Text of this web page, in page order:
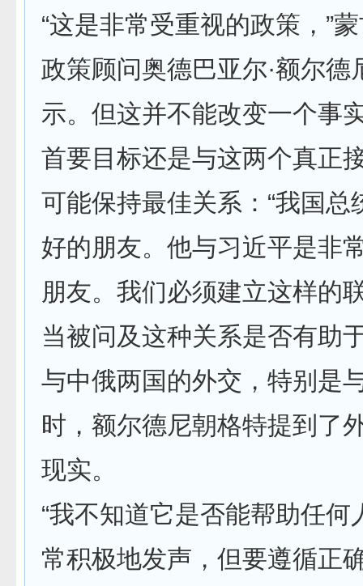
“这是非常受重视的政策，”
政策顾问奥德巴亚尔·额尔德
示。但这并不能改变一个事
首要目标还是与这两个真正
可能保持最佳关系：“我国总
好的朋友。他与习近平是非
朋友。我们必须建立这样的
当被问及这种关系是否有助
与中俄两国的外交，特别是
时，额尔德尼朝格特提到了
现实。
“我不知道它是否能帮助任何
常积极地发声，但要遵循正